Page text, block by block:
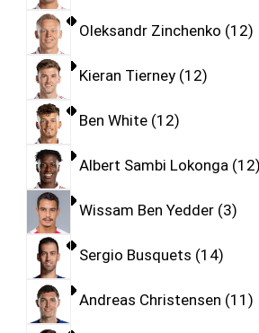
Oleksandr Zinchenko 12
Kieran Tierney 12
Ben White 12
Albert Sambi Lokonga 12
Wissam Ben Yedder 3
Sergio Busquets 14
Andreas Christensen 11